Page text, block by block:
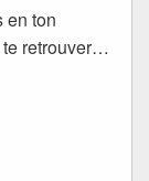
en ton
retrouver…